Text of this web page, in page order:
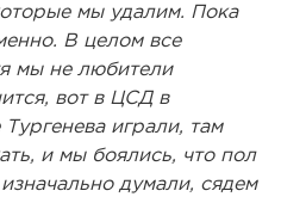
мы удалим. Пока
В целом все
мы не любители
вот в ЦСД в
играли, там
и мы боялись, что пол
думали, сядем